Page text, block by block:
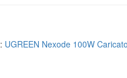
UGREEN Nexode 100W